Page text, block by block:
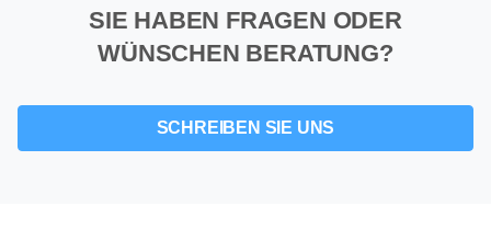
SIE HABEN FRAGEN ODER
WÜNSCHEN BERATUNG?
SCHREIBEN SIE UNS